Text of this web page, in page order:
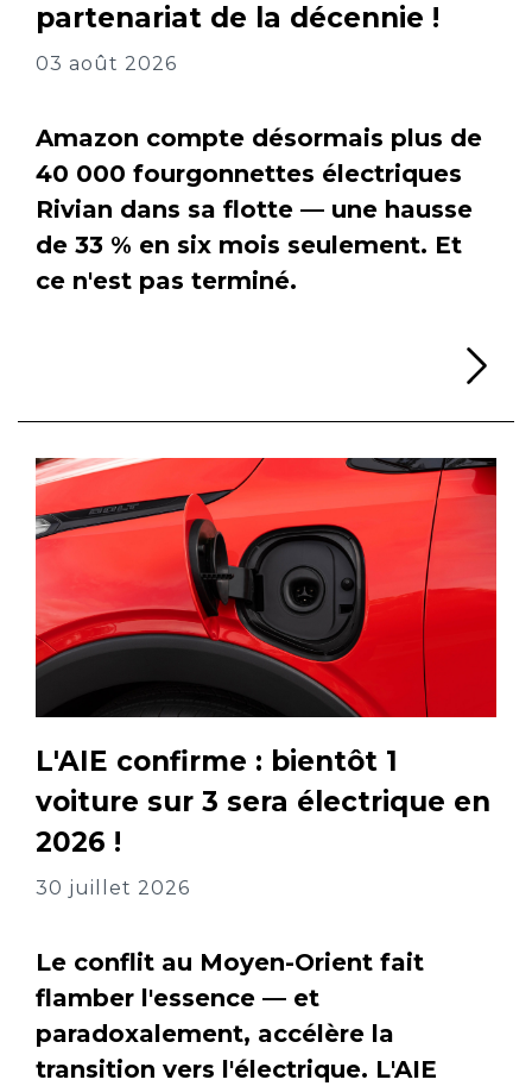
partenariat de la décennie !
03 août 2026
Amazon compte désormais plus de
40 000 fourgonnettes électriques
Rivian dans sa flotte — une hausse
de 33 % en six mois seulement. Et
ce n'est pas terminé.
L'AIE confirme : bientôt 1
voiture sur 3 sera électrique en
2026 !
30 juillet 2026
Le conflit au Moyen-Orient fait
flamber l'essence — et
paradoxalement, accélère la
transition vers l'électrique. L'AIE